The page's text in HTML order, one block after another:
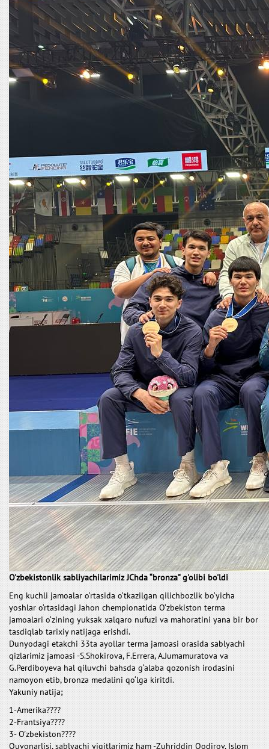
O'zbekistonlik sabliyachilarimiz JChda “bronza” g'olibi bo'ldi
Eng kuchli jamoalar o‘rtasida o‘tkazilgan qilichbozlik bo‘yicha
yoshlar o‘rtasidagi Jahon chempionatida O‘zbekiston terma
jamoalari o‘zining yuksak xalqaro nufuzi va mahoratini yana bir bor
tasdiqlab tarixiy natijaga erishdi.
Dunyodagi etakchi 33ta ayollar terma jamoasi orasida sablyachi
qizlarimiz jamoasi -S.Shokirova, F.Errera, A.Jumamuratova va
G.Perdiboyeva hal qiluvchi bahsda g‘alaba qozonish irodasini
namoyon etib, bronza medalini qo‘lga kiritdi.
Yakuniy natija;
1-Amerika????
2-Frantsiya????
3- O'zbekiston????
Quvonarlisi, sablyachi yigitlarimiz ham -Zuhriddin Qodirov, Islom